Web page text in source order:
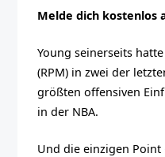
Melde dich kostenlos
Young seinerseits
(RPM) in zwei der
größten offensiven
in der NBA.
Und die einzigen